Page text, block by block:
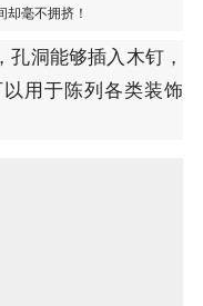
毫不拥挤！
洞能够插入木钉，
用于陈列各类装饰